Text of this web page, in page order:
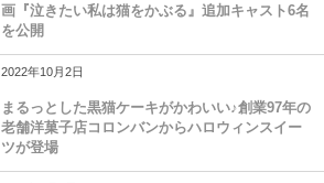
画『泣きたい私は猫をかぶる』追加キャスト6名
を公開
2022年10月2日
まるっとした黒猫ケーキがかわいい♪創業97年の
老舗洋菓子店コロンバンからハロウィンスイー
ツが登場